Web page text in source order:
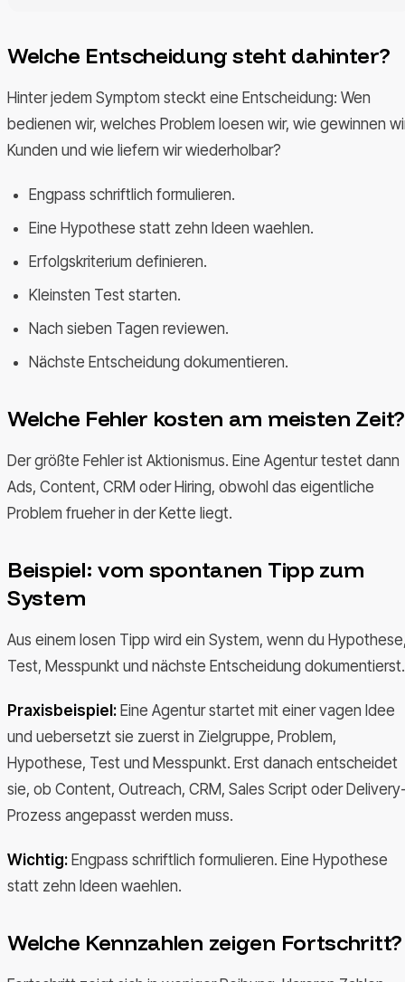
Welche Entscheidung steht dahinter?
Hinter jedem Symptom steckt eine Entscheidung: Wen
bedienen wir, welches Problem loesen wir, wie gewinnen
Kunden und wie liefern wir wiederholbar?
Engpass schriftlich formulieren.
Eine Hypothese statt zehn Ideen waehlen.
Erfolgskriterium definieren.
Kleinsten Test starten.
Nach sieben Tagen reviewen.
Nächste Entscheidung dokumentieren.
Welche Fehler kosten am meisten Zeit?
Der größte Fehler ist Aktionismus. Eine Agentur testet dann
Ads, Content, CRM oder Hiring, obwohl das eigentliche
Problem frueher in der Kette liegt.
Beispiel: vom spontanen Tipp zum
System
Aus einem losen Tipp wird ein System, wenn du
Test, Messpunkt und nächste Entscheidung dokumentierst.
Praxisbeispiel: Eine Agentur startet mit einer vagen Idee
und uebersetzt sie zuerst in Zielgruppe, Problem,
Hypothese, Test und Messpunkt. Erst danach entscheidet
sie, ob Content, Outreach, CRM, Sales Script oder
Prozess angepasst werden muss.
Wichtig: Engpass schriftlich formulieren. Eine Hypothese
statt zehn Ideen waehlen.
Welche Kennzahlen zeigen Fortschritt?